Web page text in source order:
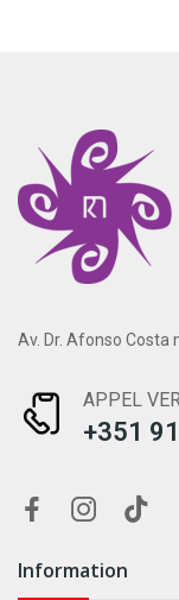
Av. Dr. Afonso Costa
APPEL
+351
Information